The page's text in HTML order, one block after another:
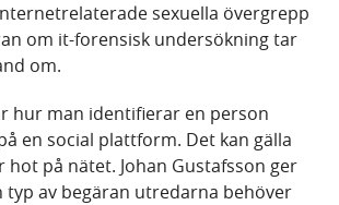
sexuella övergrepp
om it-forensisk undersökning tar
om.
hur man identifierar en person
en social plattform. Det kan gälla
hot på nätet. Johan Gustafsson ger
typ av begäran utredarna behöver